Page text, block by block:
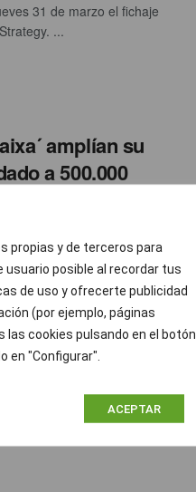
propias y de terceros para
posible al recordar tus
de uso y ofrecerte publicidad
(por ejemplo, páginas
cookies pulsando en el botón
en "Configurar".
ACEPTAR
31 de marzo el fichaje
...
amplían su
a 500.000
2008, el Programa ha
...
Directora de
presentó este jueves